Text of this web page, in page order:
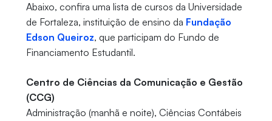
Abaixo, confira uma lista de cursos da Universidade
de Fortaleza, instituição de ensino da Fundação
Edson Queiroz, que participam do Fundo de
Financiamento Estudantil.
Centro de Ciências da Comunicação e Gestão
(CCG)
Administração (manhã e noite), Ciências Contábeis